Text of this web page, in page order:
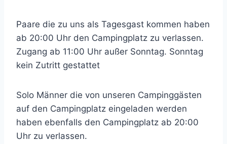
Paare die zu uns als Tagesgast kommen haben
ab 20:00 Uhr den Campingplatz zu verlassen.
Zugang ab 11:00 Uhr außer Sonntag. Sonntag
kein Zutritt gestattet
Solo Männer die von unseren Campinggästen
auf den Campingplatz eingeladen werden
haben ebenfalls den Campingplatz ab 20:00
Uhr zu verlassen.